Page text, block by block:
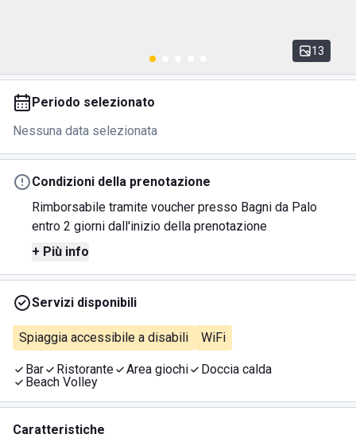
13
Periodo selezionato
Nessuna data selezionata
Condizioni della prenotazione
Rimborsabile tramite voucher presso Bagni da Palo
entro 2 giorni dall'inizio della prenotazione
+ Più info
Servizi disponibili
Spiaggia accessibile a disabili WiFi
Bar Ristorante Area giochi
Doccia calda
Beach Volley
Caratteristiche